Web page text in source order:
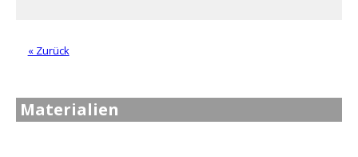
« Zurück
Materialien